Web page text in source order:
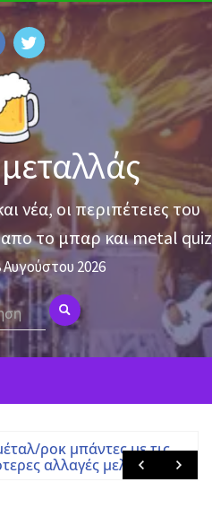
νέα, οι περιπέτειες του
το μπαρ και metal quiz
2026
ροκ μπάντες με τις
αλλαγές μελών